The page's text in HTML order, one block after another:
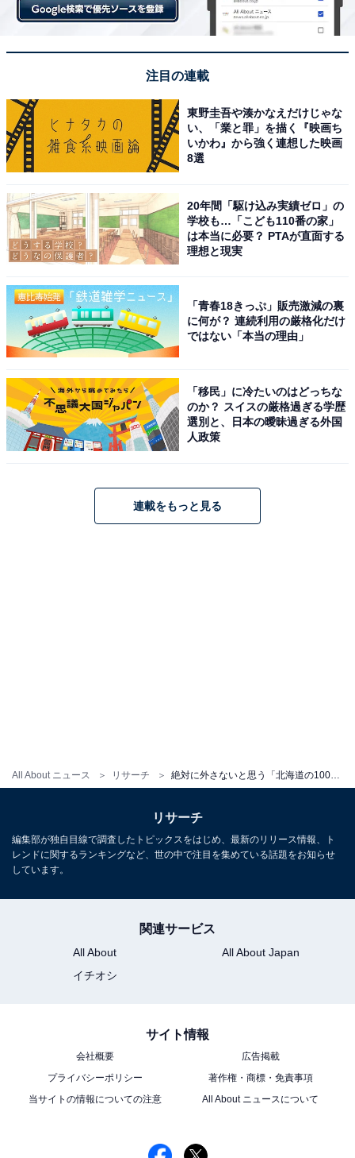
All About ニュース リサーチ
しさを守り続けており、その上品な甘さと口どけの良さ
はまさに「外さないお土産」の象徴。12枚入りのパッケ
ろった、北海道ギフトの王道と言える逸品です。
回答者からは「北海道土産といえば誰もが真っ先に思い
浮かべる知名度No.1の商品であり、その期待を裏切らな
い美味しさがあるから」（30代男性／愛知県）、「誰に
渡しても喜ばれるから。また知名度があるため、北海道
感もある」（20代女性／大阪府）、「北海道土産の代名
詞的存在で、職場や家族など、どんな場面でも渡しやす
いし喜ばれるから」（30代女性／石川県）といった声が
※回答者からのコメントは原文ママです
次ページ 6位までのランキング結果を見る
は？【2025年調査】
1 2
注目の連載
東野圭吾や湊かなえだけじゃな
い、「業と罪」を描く『映画ち
いかわ』から強く連想した映画
8選
20年間「駆け込み実績ゼロ」の
学校も…「こども110番の家」
は本当に必要？ PTAが直面する
理想と現実
「青春18きっぷ」販売激減の裏
に何が？ 連続利用の厳格化だけ
ではない「本当の理由」
「移民」に冷たいのはどっちな
のか？ スイスの厳格過ぎる学歴
選別と、日本の曖昧過ぎる外国
人政策
連載をもっと見る
リサーチ
編集部が独自目線で調査したトピックスをはじめ、最新のリリース情報、ト
レンドに関するランキングなど、世の中で注目を集めている話題をお知らせ
しています。
関連サービス
All About
All About Japan
イチオシ
サイト情報
会社概要
広告掲載
プライバシーポリシー
著作権・商標・免責事項
当サイトの情報についての注意
All About ニュースについて